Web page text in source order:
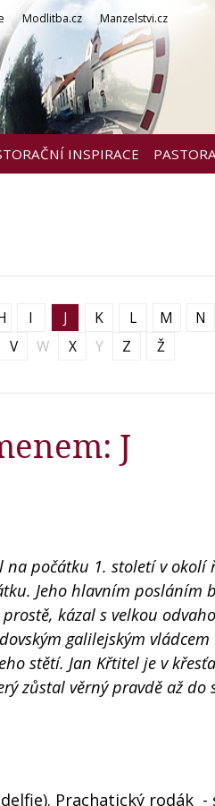
Modlitba.cz Manzelstvi.cz
INSPIRACE
I J K L M N
V W X Y Z Ž
J
počátku 1. století v okolí
Jeho hlavním posláním
kázal s velkou
galilejským
stětí. Jan Křtitel je v
zůstal věrný pravdě až do
Prachatický rodák -